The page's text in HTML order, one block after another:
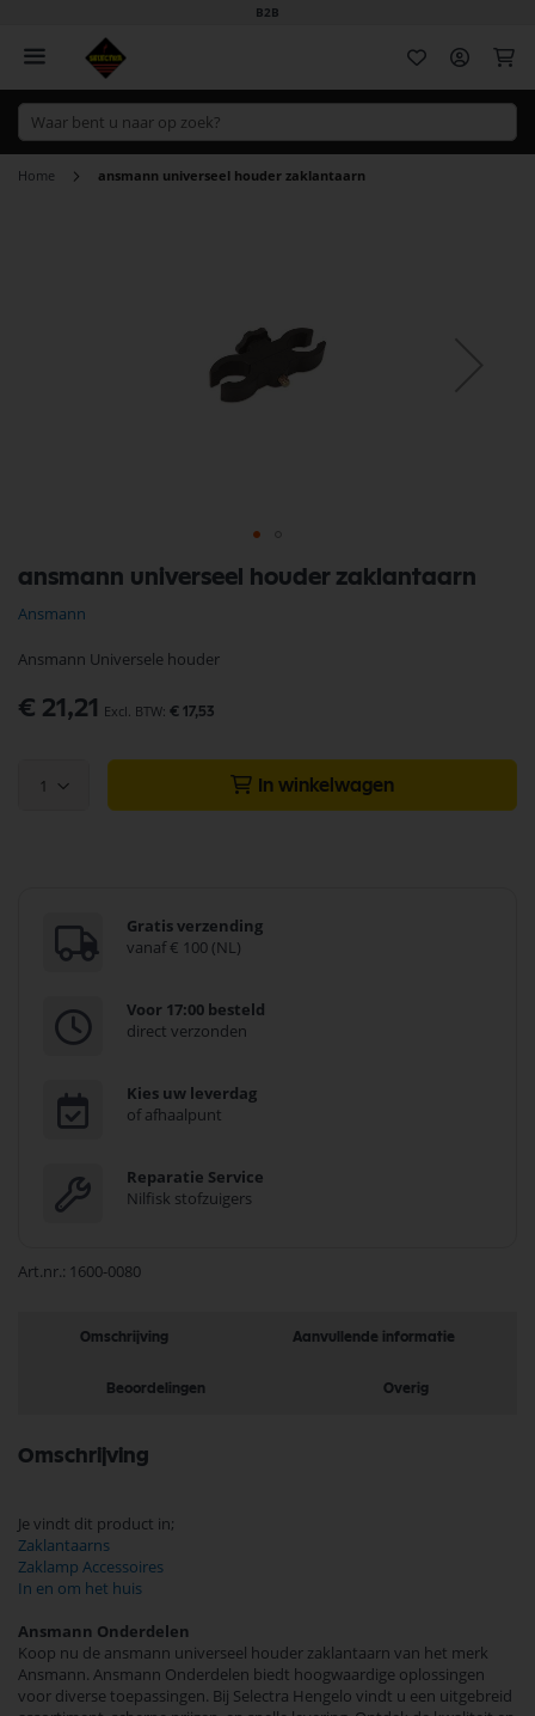
B2B
Home ansmann universeel houder zaklantaarn
ansmann universeel houder zaklantaarn
Ansmann
Ansmann Universele houder
€ 21,21 € 17,53
1 In winkelwagen
Gratis verzending
vanaf € 100 (NL)
Voor 17:00 besteld
direct verzonden
Kies uw leverdag
of afhaalpunt
Reparatie Service
Nilfisk stofzuigers
Art.nr. 1600-0080
naar
het
begin
de
gallerij
Omschrijving Aanvullende informatie
Beoordelingen Overig
Omschrijving
Je vindt dit product in;
Zaklantaarns
Zaklamp Accessoires
In en om het huis
Ansmann Onderdelen
Koop nu de ansmann universeel houder zaklantaarn van het merk
Ansmann. Ansmann Onderdelen biedt hoogwaardige oplossingen
voor diverse toepassingen. Bij Selectra Hengelo vindt u een uitgebreid